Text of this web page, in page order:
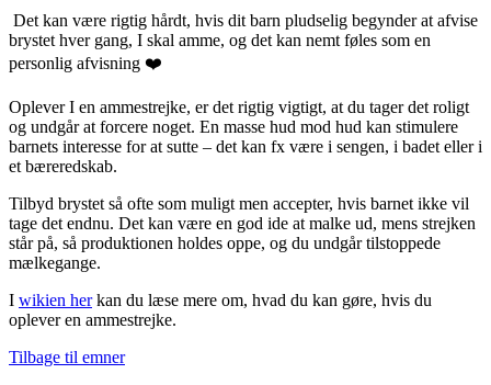
Det kan være rigtig hårdt, hvis dit barn pludselig begynder at afvise
brystet hver gang, I skal amme, og det kan nemt føles som en
personlig afvisning ❤️
Oplever I en ammestrejke, er det rigtig vigtigt, at du tager det roligt
og undgår at forcere noget. En masse hud mod hud kan stimulere
barnets interesse for at sutte – det kan fx være i sengen, i badet eller i
et bæreredskab.
Tilbyd brystet så ofte som muligt men accepter, hvis barnet ikke vil
tage det endnu. Det kan være en god ide at malke ud, mens strejken
står på, så produktionen holdes oppe, og du undgår tilstoppede
mælkegange.
I wikien herkan du læse mere om, hvad du kan gøre, hvis du
oplever en ammestrejke.
Tilbage til emner